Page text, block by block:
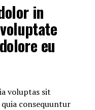
in
eu
voluptas sit
consequuntur